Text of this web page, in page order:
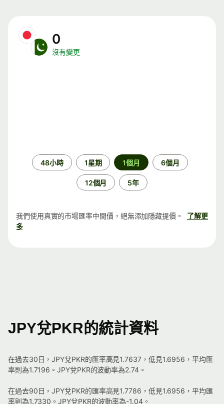
0
沒有變更
48小時 1星期 1個月 6個月
12個月 5年
我們使用真實的市場匯率中間價，絕無添加隱藏提價。
了解更
多
JPY兌PKR的統計資料
在過去30日，JPY兌PKR的匯率高見1.7637，低見1.6956，平均匯
率則為1.7196。JPY兌PKR的波動率為2.74。
在過去90日，JPY兌PKR的匯率高見1.7786，低見1.6956，平均匯
率則為1.7330。JPY兌PKR的波動率為-1.04。